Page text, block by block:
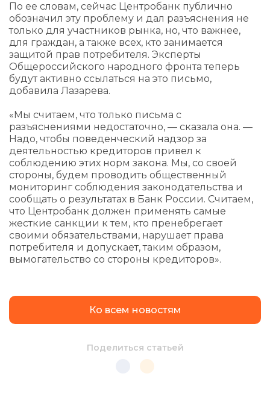
По ее словам, сейчас Центробанк публично
обозначил эту проблему и дал разъяснения не
только для участников рынка, но, что важнее,
для граждан, а также всех, кто занимается
защитой прав потребителя. Эксперты
Общероссийского народного фронта теперь
будут активно ссылаться на это письмо,
добавила Лазарева.
«Мы считаем, что только письма с
разъяснениями недостаточно, — сказала она. —
Надо, чтобы поведенческий надзор за
деятельностью кредиторов привел к
соблюдению этих норм закона. Мы, со своей
стороны, будем проводить общественный
мониторинг соблюдения законодательства и
сообщать о результатах в Банк России. Считаем,
что Центробанк должен применять самые
жесткие санкции к тем, кто пренебрегает
своими обязательствами, нарушает права
потребителя и допускает, таким образом,
вымогательство со стороны кредиторов».
Ко всем новостям
Поделиться статьей